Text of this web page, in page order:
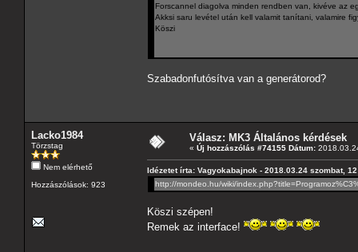
Forscannel diagolva minden rendben van, kivéve az
Akksi saru levétel után kell valamit tanítani, valamire
Köszi
Szabadonfutósítva van a generátorod?
Lacko1984
Törzstag
Nem elérhető
Hozzászólások: 923
Válasz: MK3 Általános kérdések
« Új hozzászólás #74155 Dátum:
Idézetet írta: Vagyokabajnok - 2018.03.24 szombat,
http://mondeo.hu/wiki/
Köszi szépen!
Remek az interface!